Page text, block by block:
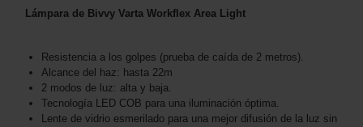
Lámpara de Bivvy Varta Workflex Area Light
Resistencia a los golpes (prueba de caída de 2 metros).
Alcance del haz: hasta 22m
2 modos de luz: alta y baja.
Tecnología LED COB para una iluminación óptima.
Lente de vidrio esmerilado para una mejor difusión de la luz sin